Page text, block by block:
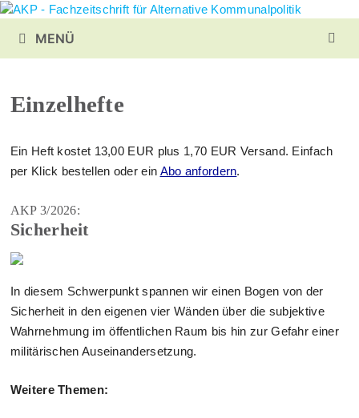
Zurück
Inhalt
MENÜ
Einzelhefte
Ein Heft kostet 13,00 EUR plus 1,70 EUR Versand. Einfach
per Klick bestellen oder ein Abo anfordern.
AKP 3/2026:
Sicherheit
In diesem Schwerpunkt spannen wir einen Bogen von der
Sicherheit in den eigenen vier Wänden über die subjektive
Wahrnehmung im öffentlichen Raum bis hin zur Gefahr einer
militärischen Auseinandersetzung.
Weitere Themen: